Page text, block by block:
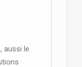
aussi le